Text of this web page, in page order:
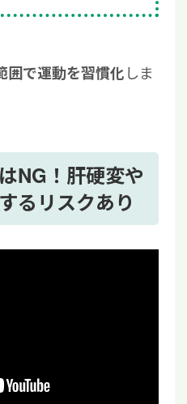
囲で運動を習慣化しま
NG！肝硬変や
るリスクあり